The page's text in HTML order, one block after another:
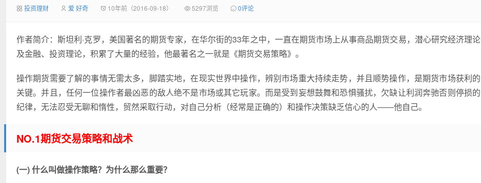
投资理财 爱 好奇 10年前（2016-09-18） 5297浏览 0评论
作者简介：斯坦利·克罗，美国著名的期货专家，在华尔街的33年之中，一直在期货市场上从事商品期货交易，潜心研究经济理论
及金融、投资理论，积累了大量的经验，他最著名之一就是《期货交易策略》。
操作期货需要了解的事情无需太多，脚踏实地，在现实世界中操作，辨别市场重大持续走势，并且顺势操作，是期货市场获利的
关键。并且，任何一位操作者最凶恶的敌人绝不是市场或其它玩家。而是受到妄想鼓舞和恐惧骚扰，欠缺让利润奔驰否则停损的
纪律，无法忍受无聊和惰性，贸然采取行动，对自己分析（经常是正确的）和操作决策缺乏信心的人――他自己。
NO.1期货交易策略和战术
(一) 什么叫做操作策略？为什么那么重要？